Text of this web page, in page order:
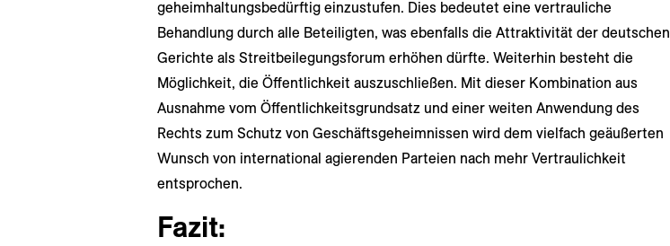
geheimhaltungsbedürftig einzustufen. Dies bedeutet eine vertrauliche
Behandlung durch alle Beteiligten, was ebenfalls die Attraktivität der deutschen
Gerichte als Streitbeilegungsforum erhöhen dürfte. Weiterhin besteht die
Möglichkeit, die Öffentlichkeit auszuschließen. Mit dieser Kombination aus
Ausnahme vom Öffentlichkeitsgrundsatz und einer weiten Anwendung des
Rechts zum Schutz von Geschäftsgeheimnissen wird dem vielfach geäußerten
Wunsch von international agierenden Parteien nach mehr Vertraulichkeit
entsprochen.
Fazit: